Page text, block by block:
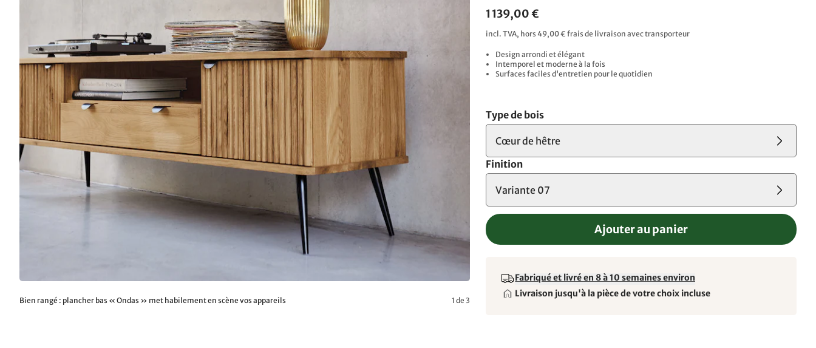
Bien rangé : plancher bas « Ondas » met habilement en scène vos appareils 1 de 3
1 139,00 €
incl. TVA, hors 49,00 € frais de livraison avec transporteur
Design arrondi et élégant
Intemporel et moderne à la fois
Surfaces faciles d'entretien pour le quotidien
Type de bois
Cœur de hêtre
Finition
Variante 07
Ajouter au panier
Fabriqué et livré en 8 à 10 semaines environ
Livraison jusqu'à la pièce de votre choix incluse